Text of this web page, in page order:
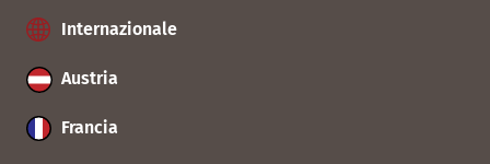
Internazionale
Austria
Francia